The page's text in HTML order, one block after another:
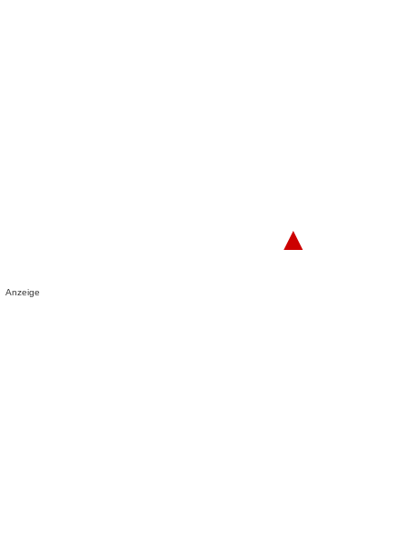
▲
Anzeige